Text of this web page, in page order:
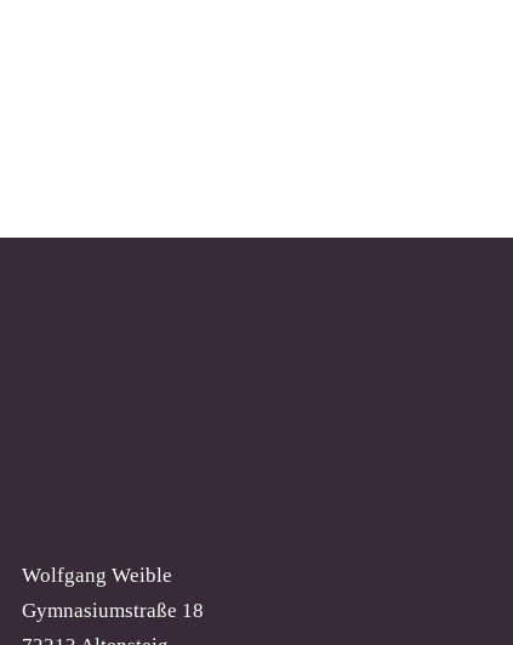
Wolfgang Weible
Gymnasiumstraße 18